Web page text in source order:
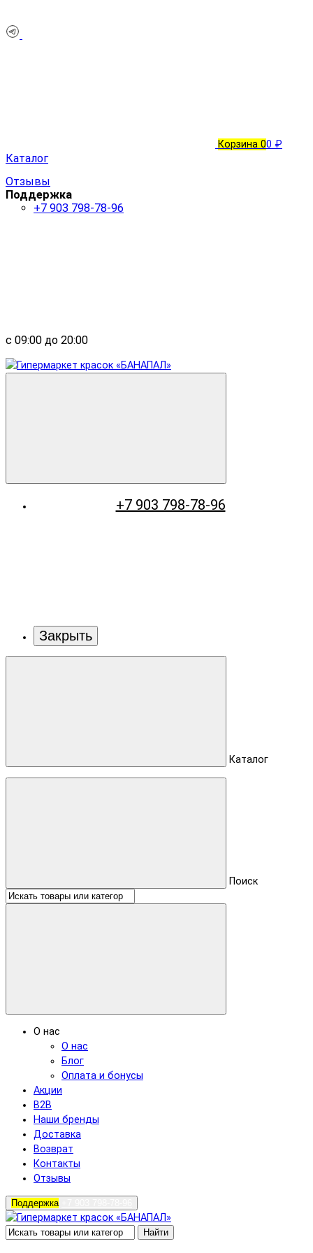
Корзина 00 ₽
Каталог
Отзывы
Поддержка
+7 903 798-78-96
с 09:00 до 20:00
+7 903 798-78-96
Закрыть
Каталог
Поиск
О нас
О нас
Блог
Оплата и бонусы
Акции
B2B
Наши бренды
Доставка
Возврат
Контакты
Отзывы
Поддержка
Найти